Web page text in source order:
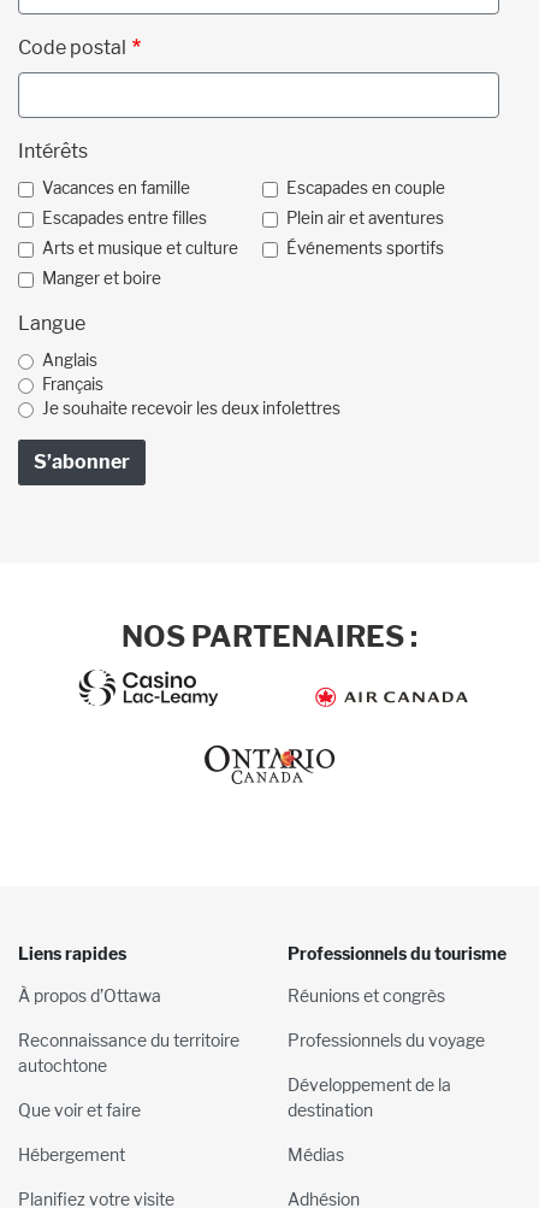
Code postal
Intérêts
Vacances en famille
Escapades en couple
Escapades entre filles
Plein air et aventures
Arts et musique et culture
Événements sportifs
Manger et boire
Langue
Anglais
Français
Je souhaite recevoir les deux infolettres
NOS PARTENAIRES :
Liens rapides
À propos d’Ottawa
Reconnaissance du territoire
autochtone
Que voir et faire
Hébergement
Planifiez votre visite
Professionnels du tourisme
Réunions et congrès
Professionnels du voyage
Développement de la
destination
Médias
Adhésion